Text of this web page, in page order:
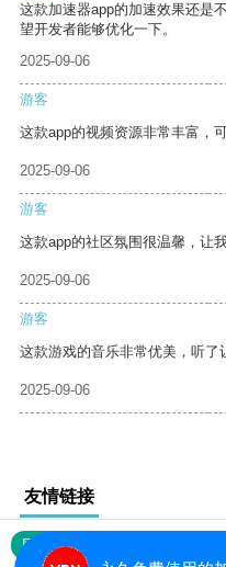
这款加速器app的加速效果还是
望开发者能够优化一下。
2025-09-06
游客
这款app的视频资源非常丰富，
2025-09-06
游客
这款app的社区氛围很温馨，让
2025-09-06
游客
这款游戏的音乐非常优美，听了
2025-09-06
友情链接
网站地图